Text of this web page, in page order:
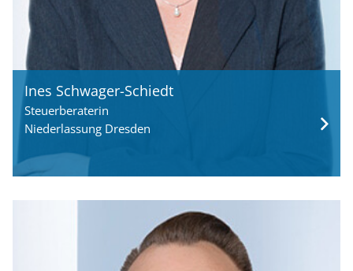
Ines Schwager-Schiedt
Steuerberaterin
Niederlassung Dresden